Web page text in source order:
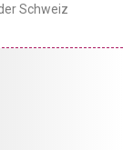
Schweiz